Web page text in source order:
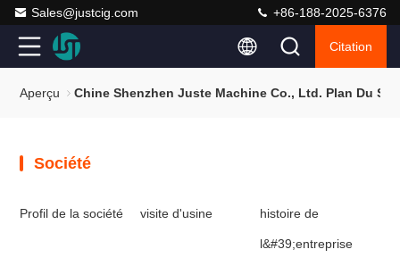
Sales@justcig.com +86-188-2025-6376
Citation
Aperçu Chine Shenzhen Juste Machine Co., Ltd. Plan Du Site
Société
Profil de la société visite d'usine histoire de
l&#39;entreprise